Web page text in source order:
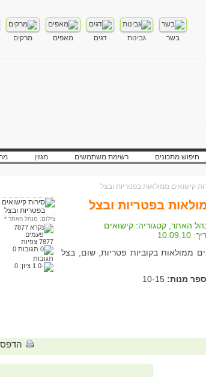
בשר גבינות דגים מאפים מרקים
חיפוש מתכונים רשימת משתמשים מגזין
צילום: מנהל האתר *
7877 צפיות
תגובות
ציון: 0
קישואים ממולאות בפטריות ובצל
בפטריות ובצל
האתר, קטגוריה: קישואים
10.09.10
ממולאות בקוביות פטריות, שום, בצל
מנות: 10-15